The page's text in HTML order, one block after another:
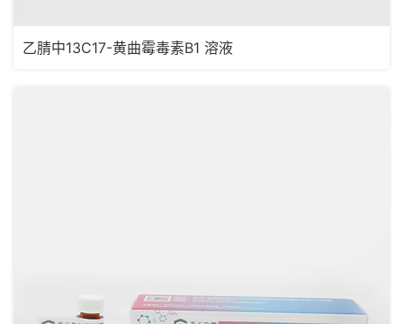
乙腈中13C17-黄曲霉毒素B1 溶液